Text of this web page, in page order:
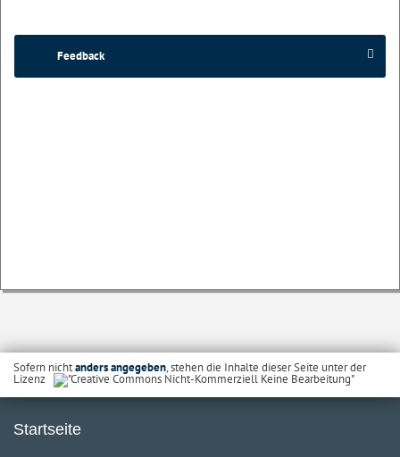
Feedback
Sofern nichtanders angegeben, stehen die Inhalte dieser Seite unter der
Lizenz
Startseite